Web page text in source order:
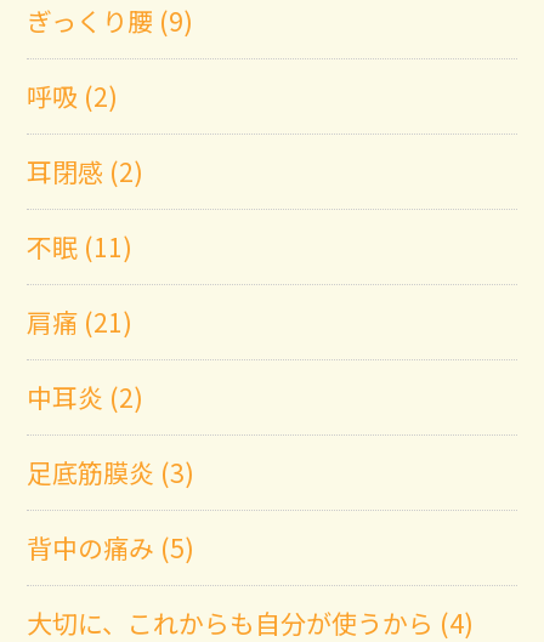
ぎっくり腰 (9)
呼吸 (2)
耳閉感 (2)
不眠 (11)
肩痛 (21)
中耳炎 (2)
足底筋膜炎 (3)
背中の痛み (5)
大切に、これからも自分が使うから (4)